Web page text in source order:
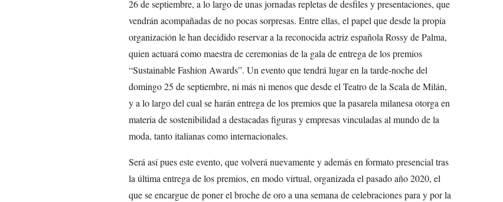
26 de septiembre, a lo largo de unas jornadas repletas de desfiles y presentaciones, que
vendrán acompañadas de no pocas sorpresas. Entre ellas, el papel que desde la propia
organización le han decidido reservar a la reconocida actriz española Rossy de Palma,
quien actuará como maestra de ceremonias de la gala de entrega de los premios
“Sustainable Fashion Awards”. Un evento que tendrá lugar en la tarde-noche del
domingo 25 de septiembre, ni más ni menos que desde el Teatro de la Scala de Milán,
y a lo largo del cual se harán entrega de los premios que la pasarela milanesa otorga en
materia de sostenibilidad a destacadas figuras y empresas vinculadas al mundo de la
moda, tanto italianas como internacionales.
Será así pues este evento, que volverá nuevamente y además en formato presencial tras
la última entrega de los premios, en modo virtual, organizada el pasado año 2020, el
que se encargue de poner el broche de oro a una semana de celebraciones para y por la